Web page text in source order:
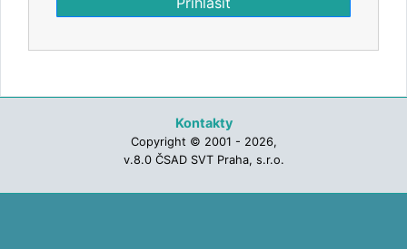
Kontakty
Copyright © 2001 - 2026,
v.8.0 ČSAD SVT Praha, s.r.o.